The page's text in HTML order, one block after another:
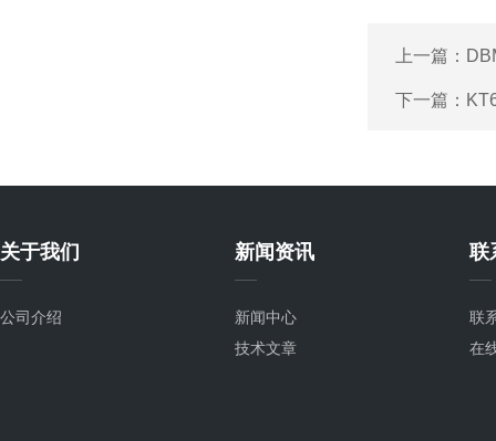
上一篇：
下一篇：
关于我们
公司介绍
新闻资讯
新闻中心
技术文章
联
联
在